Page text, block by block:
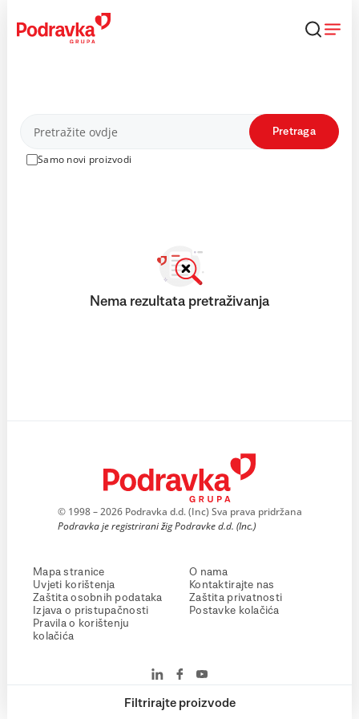
content
Proizvodi
Samo novi proizvodi
Pretraga
Filtrirajte proizvode
Nema rezultata pretraživanja
© 1998 – 2026 Podravka d.d. (Inc) Sva prava pridržana
Podravka je registrirani žig Podravke d.d. (Inc.)
Mapa stranice
Uvjeti korištenja
Zaštita osobnih podataka
Izjava o pristupačnosti
Pravila o korištenju
kolačića
O nama
Kontaktirajte nas
Zaštita privatnosti
Postavke kolačića